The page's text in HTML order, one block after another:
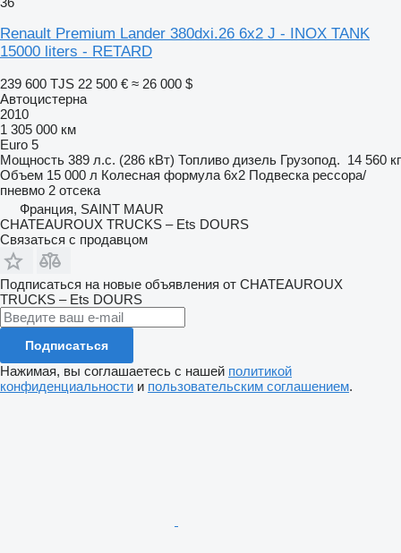
Renault Premium Lander 380dxi.26 6x2 J - INOX TANK
15000 liters - RETARD
239 600 TJS 22 500 € ≈ 26 000 $
Автоцистерна
2010
1 305 000 км
Euro 5
Мощность 389 л.с. (286 кВт) Топливо дизель Грузопод. 14 560 кг
Объем 15 000 л Колесная формула 6x2 Подвеска рессора/
пневмо 2 отсека
Франция, SAINT MAUR
CHATEAUROUX TRUCKS – Ets DOURS
Связаться с продавцом
Подписаться на новые объявления от CHATEAUROUX
TRUCKS – Ets DOURS
Подписаться
Нажимая, вы соглашаетесь с нашей политикой
конфиденциальности и пользовательским соглашением.